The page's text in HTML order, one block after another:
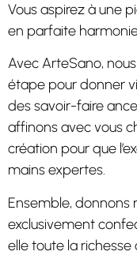
Vous aspirez à une
en parfaite
Avec ArteSano,
étape pour donner
des savoir-faire
affinons avec vous
création pour que
mains expertes.
Ensemble, donnons
exclusivement
elle toute la richesse